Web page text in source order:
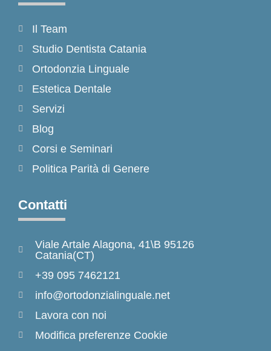
Il Team
Studio Dentista Catania
Ortodonzia Linguale
Estetica Dentale
Servizi
Blog
Corsi e Seminari
Politica Parità di Genere
Contatti
Viale Artale Alagona, 41\B 95126
Catania(CT)
+39 095 7462121
info@ortodonzialinguale.net
Lavora con noi
Modifica preferenze Cookie